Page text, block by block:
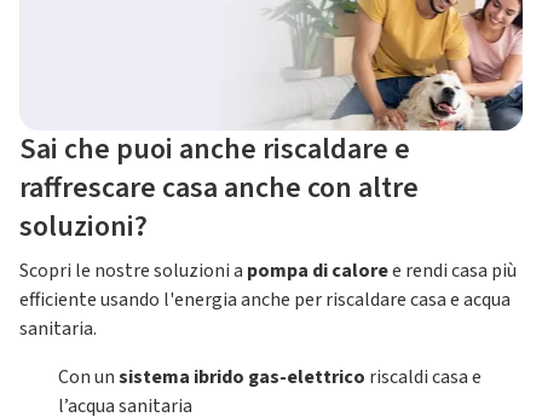
Sai che puoi anche riscaldare e
raffrescare casa anche con altre
soluzioni?
Scopri le nostre soluzioni a pompa di caloree rendi casa più
efficiente usando l'energia anche per riscaldare casa e acqua
sanitaria.
Con unsistema ibrido gas-elettrico riscaldi casa e
l’acqua sanitaria